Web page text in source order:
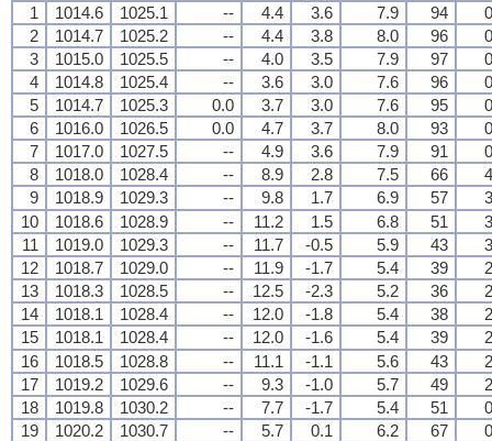
1
1014.6 1025.1 -- 4.4 3.6 7.9 94
2
1014.7 1025.2 -- 4.4 3.8 8.0 96
3
1015.0 1025.5 -- 4.0 3.5 7.9 97
4
1014.8 1025.4 -- 3.6 3.0 7.6 96
5
1014.7 1025.3 0.0 3.7 3.0 7.6 95
6
1016.0 1026.5 0.0 4.7 3.7 8.0 93
7
1017.0 1027.5 -- 4.9 3.6 7.9 91
8
1018.0 1028.4 -- 8.9 2.8 7.5 66
9
1018.9 1029.3 -- 9.8 1.7 6.9 57
10
1018.6 1028.9 -- 11.2 1.5 6.8 51
11
1019.0 1029.3 -- 11.7 -0.5 5.9 43
12
1018.7 1029.0 -- 11.9 -1.7 5.4 39
13
1018.3 1028.5 -- 12.5 -2.3 5.2 36
14
1018.1 1028.4 -- 12.0 -1.8 5.4 38
15
1018.1 1028.4 -- 12.0 -1.6 5.4 39
16
1018.5 1028.8 -- 11.1 -1.1 5.6 43
17
1019.2 1029.6 -- 9.3 -1.0 5.7 49
18
1019.8 1030.2 -- 7.7 -1.7 5.4 51
19
1020.2 1030.7 -- 5.7 0.1 6.2 67